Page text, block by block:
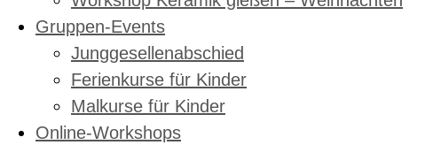
Gruppen-Events
Junggesellenabschied
Ferienkurse für Kinder
Malkurse für Kinder
Online-Workshops